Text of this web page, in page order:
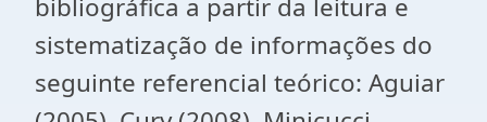
bibliográfica a partir da leitura e
sistematização de informações do
seguinte referencial teórico: Aguiar